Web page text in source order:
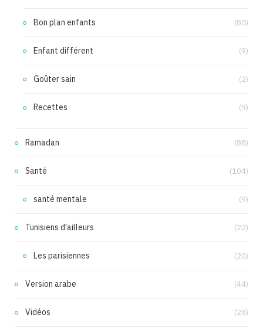
Bon plan enfants (80)
Enfant différent (9)
Goûter sain (2)
Recettes (9)
Ramadan (88)
Santé (104)
santé mentale (9)
Tunisiens d'ailleurs (22)
Les parisiennes (20)
Version arabe (44)
Vidéos (28)